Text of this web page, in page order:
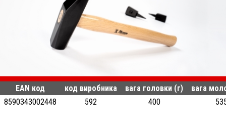
EAN код код виробника вага головки (г)
вага
8590343002448
592 400